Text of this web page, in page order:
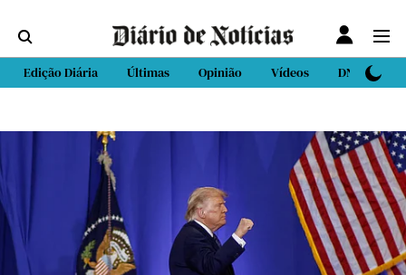
Edição Diária Últimas Opinião Vídeos DN Sport